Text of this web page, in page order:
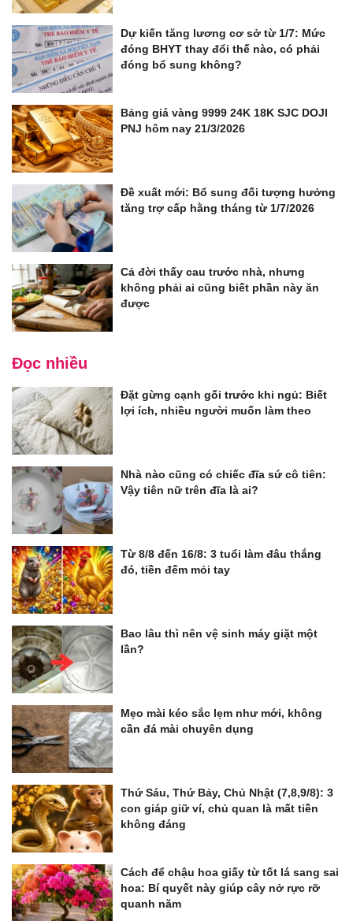
Dự kiến tăng lương cơ sở từ 1/7: Mức
đóng BHYT thay đổi thế nào, có phải
đóng bổ sung không?
Bảng giá vàng 9999 24K 18K SJC DOJI
PNJ hôm nay 21/3/2026
Đề xuất mới: Bổ sung đối tượng hưởng
tăng trợ cấp hằng tháng từ 1/7/2026
Cả đời thấy cau trước nhà, nhưng
không phải ai cũng biết phần này ăn
được
Đọc nhiều
Đặt gừng cạnh gối trước khi ngủ: Biết
lợi ích, nhiều người muốn làm theo
Nhà nào cũng có chiếc đĩa sứ cô tiên:
Vậy tiên nữ trên đĩa là ai?
Từ 8/8 đến 16/8: 3 tuổi làm đâu thắng
đó, tiền đếm mỏi tay
Bao lâu thì nên vệ sinh máy giặt một
lần?
Mẹo mài kéo sắc lẹm như mới, không
cần đá mài chuyên dụng
Thứ Sáu, Thứ Bảy, Chủ Nhật (7,8,9/8): 3
con giáp giữ ví, chủ quan là mất tiền
không đáng
Cách để chậu hoa giấy từ tốt lá sang sai
hoa: Bí quyết này giúp cây nở rực rỡ
quanh năm